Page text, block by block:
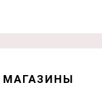
МАГАЗИНЫ